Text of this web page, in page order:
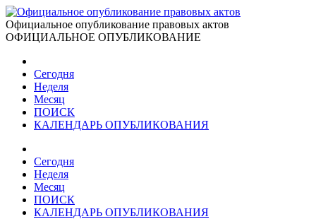
Официальное опубликование правовых актов
ОФИЦИАЛЬНОЕ ОПУБЛИКОВАНИЕ
Сегодня
Неделя
Месяц
ПОИСК
КАЛЕНДАРЬ ОПУБЛИКОВАНИЯ
Сегодня
Неделя
Месяц
ПОИСК
КАЛЕНДАРЬ ОПУБЛИКОВАНИЯ